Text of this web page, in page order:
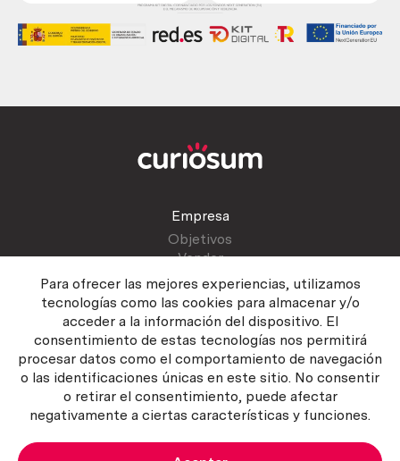
Para ofrecer las mejores experiencias, utilizamos
tecnologías como las cookies para almacenar y/o
acceder a la información del dispositivo. El
consentimiento de estas tecnologías nos permitirá
procesar datos como el comportamiento de navegación
o las identificaciones únicas en este sitio. No consentir
o retirar el consentimiento, puede afectar
negativamente a ciertas características y funciones.
Empresa
Objetivos
Vender
Atención al cliente
Contactar
Manual del vendedor